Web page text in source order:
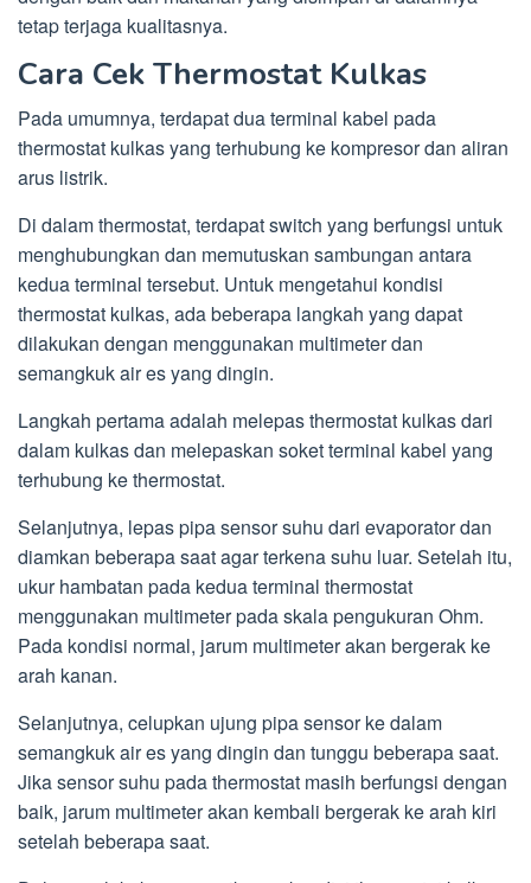
tetap terjaga kualitasnya.
Cara Cek Thermostat Kulkas
Pada umumnya, terdapat dua terminal kabel pada
thermostat kulkas yang terhubung ke kompresor dan aliran
arus listrik.
Di dalam thermostat, terdapat switch yang berfungsi untuk
menghubungkan dan memutuskan sambungan antara
kedua terminal tersebut. Untuk mengetahui kondisi
thermostat kulkas, ada beberapa langkah yang dapat
dilakukan dengan menggunakan multimeter dan
semangkuk air es yang dingin.
Langkah pertama adalah melepas thermostat kulkas dari
dalam kulkas dan melepaskan soket terminal kabel yang
terhubung ke thermostat.
Selanjutnya, lepas pipa sensor suhu dari evaporator dan
diamkan beberapa saat agar terkena suhu luar. Setelah itu,
ukur hambatan pada kedua terminal thermostat
menggunakan multimeter pada skala pengukuran Ohm.
Pada kondisi normal, jarum multimeter akan bergerak ke
arah kanan.
Selanjutnya, celupkan ujung pipa sensor ke dalam
semangkuk air es yang dingin dan tunggu beberapa saat.
Jika sensor suhu pada thermostat masih berfungsi dengan
baik, jarum multimeter akan kembali bergerak ke arah kiri
setelah beberapa saat.